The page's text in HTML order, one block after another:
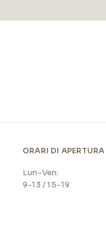
ORARI DI APERTURA
Lun-Ven:
9-13 / 15-19